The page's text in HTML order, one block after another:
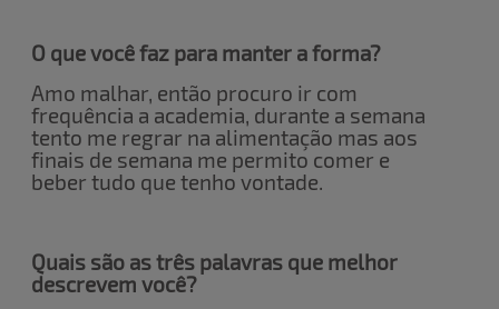
O que você faz para manter a forma?
Amo malhar, então procuro ir com
frequência a academia, durante a semana
tento me regrar na alimentação mas aos
finais de semana me permito comer e
beber tudo que tenho vontade.
Quais são as três palavras que melhor
descrevem você?